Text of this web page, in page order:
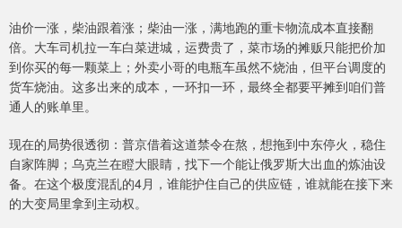
油价一涨，柴油跟着涨；柴油一涨，满地跑的重卡物流成本直接翻
倍。大车司机拉一车白菜进城，运费贵了，菜市场的摊贩只能把价加
到你买的每一颗菜上；外卖小哥的电瓶车虽然不烧油，但平台调度的
货车烧油。这多出来的成本，一环扣一环，最终全都要平摊到咱们普
通人的账单里。
现在的局势很透彻：普京借着这道禁令在熬，想拖到中东停火，稳住
自家阵脚；乌克兰在瞪大眼睛，找下一个能让俄罗斯大出血的炼油设
备。在这个极度混乱的4月，谁能护住自己的供应链，谁就能在接下来
的大变局里拿到主动权。